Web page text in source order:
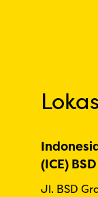
(ICE)
Jl. BSD